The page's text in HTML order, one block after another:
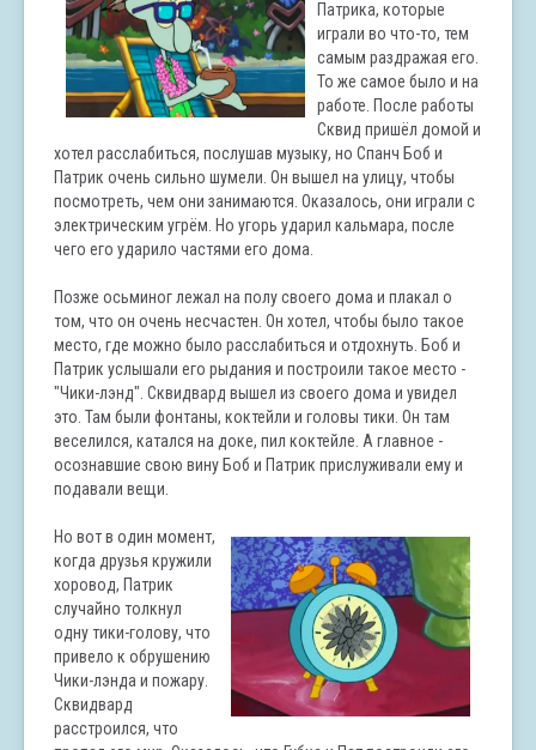
Патрика, которые
играли во что-то, тем
самым раздражая его.
То же самое было и на
работе. После работы
Сквид пришёл домой и
хотел расслабиться, послушав музыку, но Спанч Боб и
Патрик очень сильно шумели. Он вышел на улицу, чтобы
посмотреть, чем они занимаются. Оказалось, они играли с
электрическим угрём. Но угорь ударил кальмара, после
чего его ударило частями его дома.
Позже осьминог лежал на полу своего дома и плакал о
том, что он очень несчастен. Он хотел, чтобы было такое
место, где можно было расслабиться и отдохнуть. Боб и
Патрик услышали его рыдания и построили такое место -
"Чики-лэнд". Сквидвард вышел из своего дома и увидел
это. Там были фонтаны, коктейли и головы тики. Он там
веселился, катался на доке, пил коктейле. А главное -
осознавшие свою вину Боб и Патрик прислуживали ему и
подавали вещи.
Но вот в один момент,
когда друзья кружили
хоровод, Патрик
случайно толкнул
одну тики-голову, что
привело к обрушению
Чики-лэнда и пожару.
Сквидвард
расстроился, что